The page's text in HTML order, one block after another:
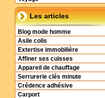
Les articles
Blog mode homme
Asile colis
Extertise immobilière
Affiner ses cuisses
Appareil de chauffage
Serrurerie clés minute
Crédence adhésive
Carport